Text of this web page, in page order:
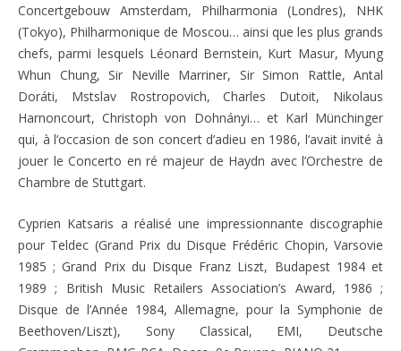
Concertgebouw Amsterdam, Philharmonia (Londres), NHK
(Tokyo), Philharmonique de Moscou… ainsi que les plus grands
chefs, parmi lesquels Léonard Bernstein, Kurt Masur, Myung
Whun Chung, Sir Neville Marriner, Sir Simon Rattle, Antal
Doráti, Mstslav Rostropovich, Charles Dutoit, Nikolaus
Harnoncourt, Christoph von Dohnányi… et Karl Münchinger
qui, à l’occasion de son concert d’adieu en 1986, l’avait invité à
jouer le Concerto en ré majeur de Haydn avec l’Orchestre de
Chambre de Stuttgart.
Cyprien Katsaris a réalisé une impressionnante discographie
pour Teldec (Grand Prix du Disque Frédéric Chopin, Varsovie
1985 ; Grand Prix du Disque Franz Liszt, Budapest 1984 et
1989 ; British Music Retailers Association’s Award, 1986 ;
Disque de l’Année 1984, Allemagne, pour la Symphonie de
Beethoven/Liszt), Sony Classical, EMI, Deutsche